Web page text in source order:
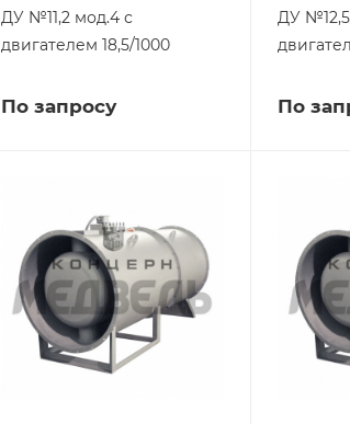
ДУ №11,2 мод.4 с
двигателем 18,5/1000
По запросу
ДУ №12,5
По